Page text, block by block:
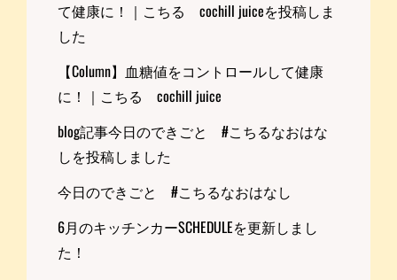
て健康に！｜こちる cochill juiceを投稿しま
した
【Column】血糖値をコントロールして健康
に！｜こちる cochill juice
blog記事今日のできごと #こちるなおはな
しを投稿しました
今日のできごと #こちるなおはなし
6月のキッチンカーSCHEDULEを更新しまし
た！